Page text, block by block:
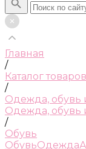
Главная
/
Каталог товаров
/
Одежда, обувь
Одежда, обувь
/
Обувь
ОбувьОдежда